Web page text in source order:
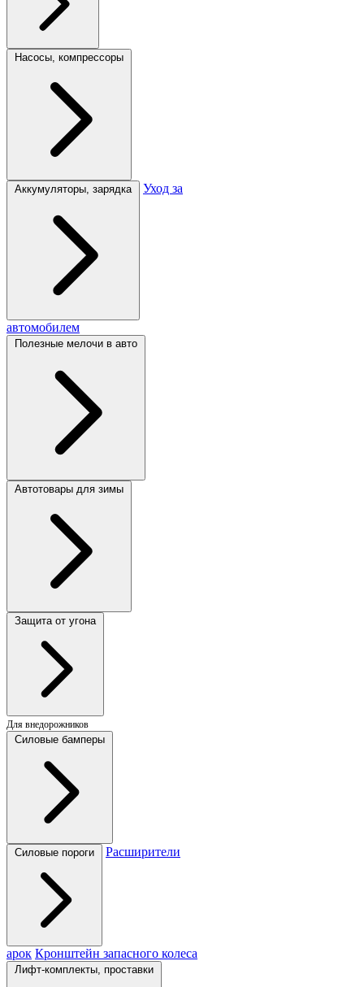
Насосы, компрессоры
Аккумуляторы, зарядка Уход за
автомобилем
Полезные мелочи в авто
Автотовары для зимы
Защита от угона
Для внедорожников
Силовые бамперы
Силовые пороги Расширители
арок Кронштейн запасного колеса
Лифт-комплекты, проставки